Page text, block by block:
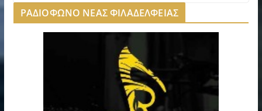
ΡΑΔΙΟΦΩΝΟ ΝΕΑΣ ΦΙΛΑΔΕΛΦΕΙΑΣ